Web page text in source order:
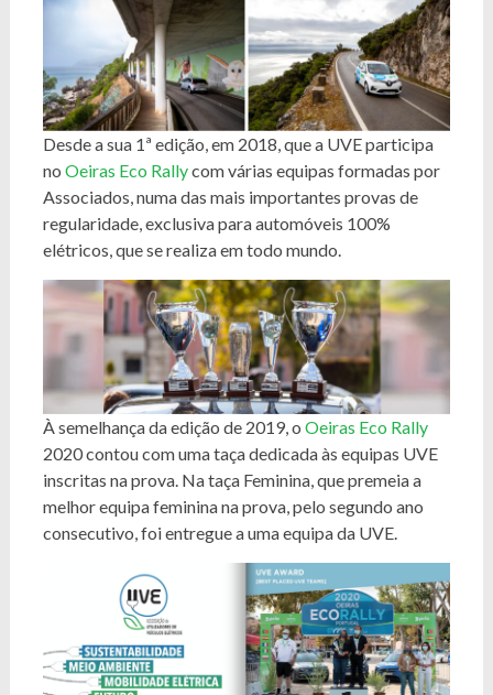
Desde a sua 1ª edição, em 2018, que a UVE participa
no Oeiras Eco Rallycom várias equipas formadas por
Associados, numa das mais importantes provas de
regularidade, exclusiva para automóveis 100%
elétricos, que se realiza em todo mundo.
À semelhança da edição de 2019, o Oeiras Eco Rally
2020 contou com uma taça dedicada às equipas UVE
inscritas na prova. Na taça Feminina, que premeia a
melhor equipa feminina na prova, pelo segundo ano
consecutivo, foi entregue a uma equipa da UVE.